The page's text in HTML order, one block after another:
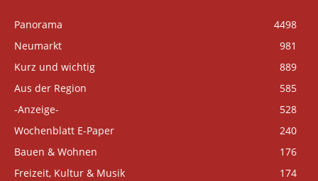
Panorama
4498
Neumarkt
981
Kurz und wichtig
889
Aus der Region
585
-Anzeige-
528
Wochenblatt E-Paper
240
Bauen & Wohnen
176
Freizeit, Kultur & Musik
174